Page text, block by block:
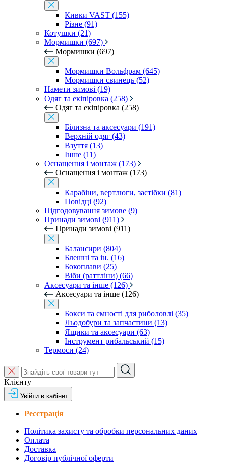
Кивки VAST (155)
Різне (91)
Котушки (21)
Мормишки (697)
Мормишки (697)
Мормишки Вольфрам (645)
Мормишки свинець (52)
Намети зимові (19)
Одяг та екіпіровка (258)
Одяг та екіпіровка (258)
Білизна та аксесуари (191)
Верхній одяг (43)
Взуття (13)
Інше (11)
Оснащення і монтаж (173)
Оснащення і монтаж (173)
Карабіни, вертлюги, застібки (81)
Повідці (92)
Підгодовування зимове (9)
Принади зимові (911)
Принади зимові (911)
Балансири (804)
Блешні та ін. (16)
Бокоплави (25)
Віби (раттліни) (66)
Аксесуари та інше (126)
Аксесуари та інше (126)
Бокси та ємності для риболовлі (35)
Льодобури та запчастини (13)
Ящики та аксесуари (63)
Інструмент рибальський (15)
Термоси (24)
Клієнту
Увійти в кабінет
Реєстрація
Політика захисту та обробки персональних даних
Оплата
Доставка
Договір публічної оферти